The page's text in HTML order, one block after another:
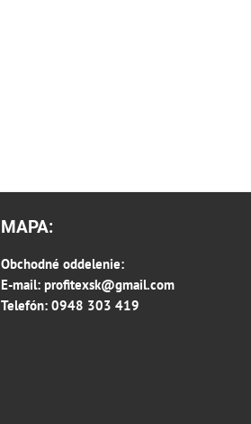
MAPA:
Obchodné oddelenie:
E-mail: profitexsk@gmail.com
Telefón: 0948 303 419